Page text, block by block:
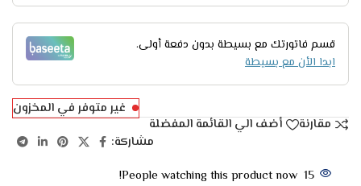
قسم فاتورتك مع بسيطة بدون دفعة أولى.
ابدا الأن مع بسيطة
غير متوفر في المخزون
مقارنة
أضف الي القائمة المفضلة
مشاركة:
15
People watching this product now!